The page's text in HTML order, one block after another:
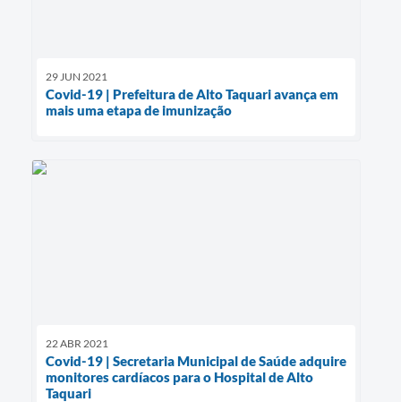
29 JUN 2021
Covid-19 | Prefeitura de Alto Taquari avança em
mais uma etapa de imunização
22 ABR 2021
Covid-19 | Secretaria Municipal de Saúde adquire
monitores cardíacos para o Hospital de Alto
Taquari